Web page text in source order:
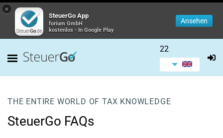
×
SteuerGo App
forium GmbH
kostenlos - In Google Play
Ansehen
22
THE ENTIRE WORLD OF TAX KNOWLEDGE
SteuerGo FAQs